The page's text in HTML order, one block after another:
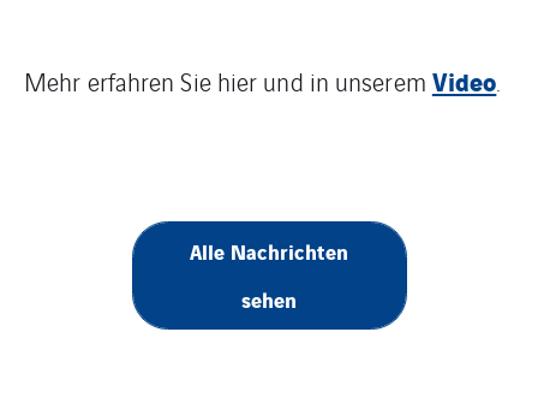
Mehr erfahren Sie hier und in unserem Video.
Alle Nachrichten
sehen